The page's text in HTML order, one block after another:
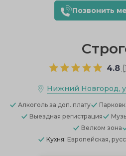
Позвонить
4.8 (
Нижний Новгород,
Алкоголь за доп. плату
Выездная регистрация
Велком зона
Кухня: Европейская,